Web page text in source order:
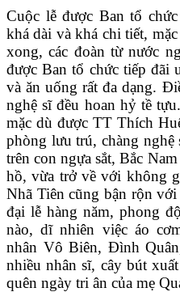
Cuộc lễ được Ban tổ
khá dài và khá chi tiết,
xong, các đoàn từ nước
được Ban tổ chức tiếp đãi
và ăn uống rất đa dạng.
nghệ sĩ đều hoan hỷ tề
mặc dù được TT Thích
phòng lưu trú, chàng
trên con ngựa sắt, Bắc
hồ, vừa trở về với không
Nhã Tiên cũng bận rộn
đại lễ hàng năm, phong
nào, dĩ nhiên việc áo
nhân Vô Biên, Đình
nhiều nhân sĩ, cây bút
quên ngày tri ân của mẹ